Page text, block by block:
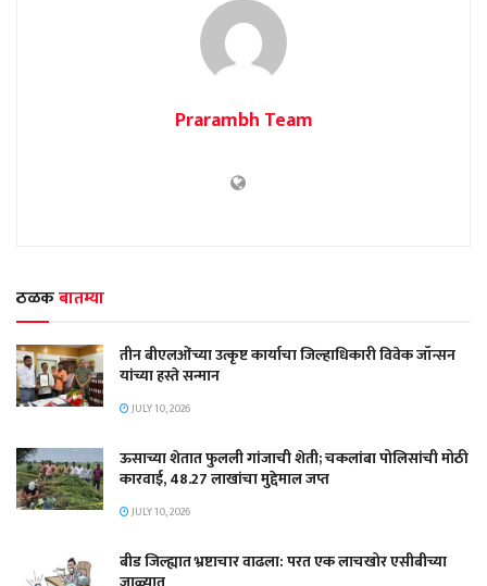
Prarambh Team
ठळकबातम्या
तीन बीएलओंच्या उत्कृष्ट कार्याचा जिल्हाधिकारी विवेक जॉन्सन
यांच्या हस्ते सन्मान
JULY 10, 2026
ऊसाच्या शेतात फुलली गांजाची शेती; चकलांबा पोलिसांची मोठी
कारवाई, 48.27 लाखांचा मुद्देमाल जप्त
JULY 10, 2026
बीड जिल्ह्यात भ्रष्टाचार वाढला: परत एक लाचखोर एसीबीच्या